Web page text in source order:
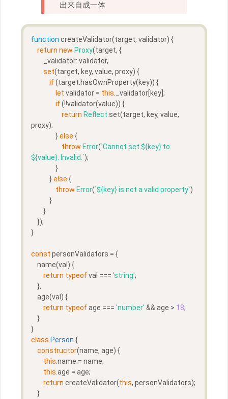
出来自成一体
function createValidator(target, validator) {
return new Proxy(target, {
        _validator: validator,
set(target, key, value, proxy) {
if (target.hasOwnProperty(key)) {
let validator = this ._validator[key];
if (!!validator(value)) {
return Reflect .set(target, key, value,
proxy);
                }
else {
throw Error(`Cannot set ${key}
${value}. Invalid.`);
                }
            }
else {
throw Error(`${key} is not a valid property`)
            }
        }
    });
}
const personValidators = {
    name(val) {
return typeof val === 'string';
    },
    age(val) {
return typeof age === 'number' && age > 18;
    }
}
class Person {
constructor(name, age) {
this .name = name;
this .age = age;
return createValidator(this, personValidators);
    }